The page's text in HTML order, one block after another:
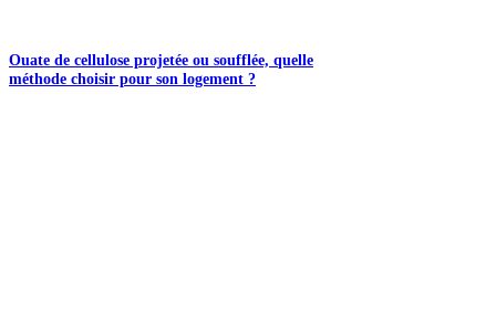
Ouate de cellulose projetée ou soufflée, quelle
méthode choisir pour son logement ?